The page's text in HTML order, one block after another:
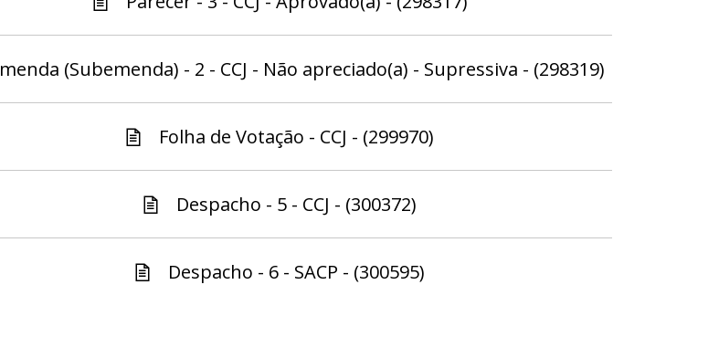
(Subemenda) - 2 - CCJ - Não apreciado(a) - Supressiva - (298319)
Folha de Votação - CCJ - (299970)
Despacho - 5 - CCJ - (300372)
Despacho - 6 - SACP - (300595)